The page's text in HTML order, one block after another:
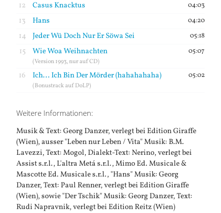
12 Casus Knacktus 04:03
13 Hans 04:20
14 Jeder Wü Doch Nur Er Söwa Sei 05:18
15 Wie Woa Weihnachten
(Version 1993, nur auf CD)
05:07
16 Ich... Ich Bin Der Mörder (hahahahaha)
(Bonustrack auf DoLP)
05:02
Weitere Informationen:
Musik & Text: Georg Danzer, verlegt bei Edition Giraffe
(Wien), ausser "Leben nur Leben / Vita" Musik: B.M.
Lavezzi, Text: Mogol, Dialekt-Text: Nerino, verlegt bei
Assist s.r.l., L'altra Metá s.r.l., Mimo Ed. Musicale &
Mascotte Ed. Musicale s.r.l., "Hans" Musik: Georg
Danzer, Text: Paul Renner, verlegt bei Edition Giraffe
(Wien), sowie "Der Tschik" Musik: Georg Danzer, Text:
Rudi Napravnik, verlegt bei Edition Reitz (Wien)